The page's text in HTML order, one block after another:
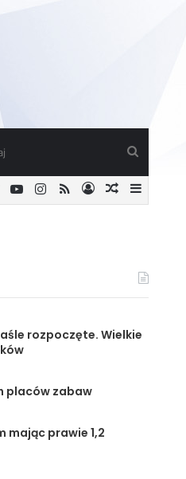
Losowy
Zaloguj
RSS
Instagram
YouTube
Twitter
rozpoczęte. Wielkie
placów zabaw
mając prawie 1,2